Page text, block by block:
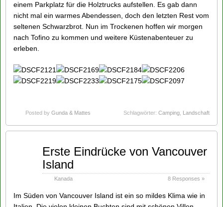
einem Parkplatz für die Holztrucks aufstellen. Es gab dann
nicht mal ein warmes Abendessen, doch den letzten Rest vom
seltenen Schwarzbrot. Nun im Trockenen hoffen wir morgen
nach Tofino zu kommen und weitere Küstenabenteuer zu
erleben.
Posted by Gunda & Mattes Schlagwörter: Camping Landschaft
Erste Eindrücke von Vancouver
Island
Kanada 8 Responses »
Im Süden von Vancouver Island ist ein so mildes Klima wie in